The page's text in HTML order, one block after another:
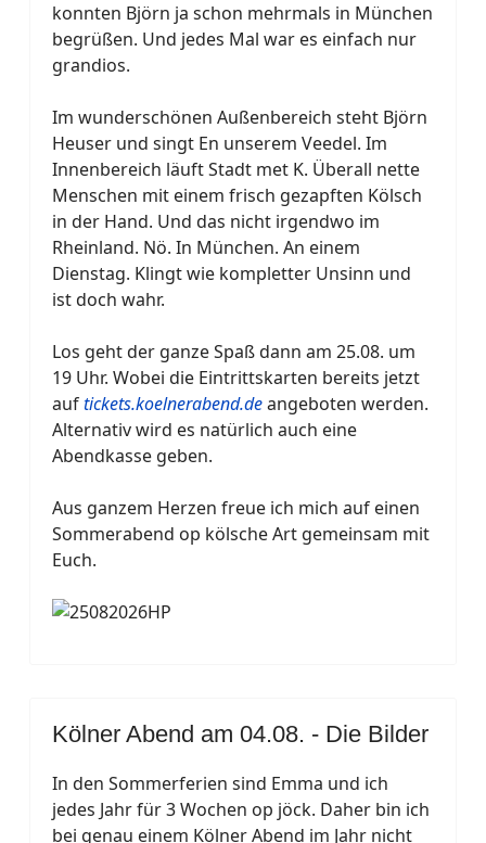
konnten Björn ja schon mehrmals in München
begrüßen. Und jedes Mal war es einfach nur
grandios.
Im wunderschönen Außenbereich steht Björn
Heuser und singt En unserem Veedel. Im
Innenbereich läuft Stadt met K. Überall nette
Menschen mit einem frisch gezapften Kölsch
in der Hand. Und das nicht irgendwo im
Rheinland. Nö. In München. An einem
Dienstag. Klingt wie kompletter Unsinn und
ist doch wahr.
Los geht der ganze Spaß dann am 25.08. um
19 Uhr. Wobei die Eintrittskarten bereits jetzt
auftickets.koelnerabend.deangeboten werden.
Alternativ wird es natürlich auch eine
Abendkasse geben.
Aus ganzem Herzen freue ich mich auf einen
Sommerabend op kölsche Art gemeinsam mit
Euch.
Kölner Abend am 04.08. - Die Bilder
In den Sommerferien sind Emma und ich
jedes Jahr für 3 Wochen op jöck. Daher bin ich
bei genau einem Kölner Abend im Jahr nicht